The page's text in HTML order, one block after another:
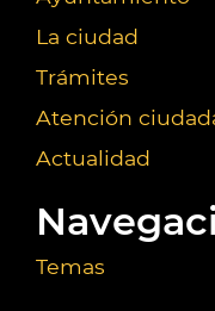
La ciudad
Trámites
Atención
Actualidad
Temas